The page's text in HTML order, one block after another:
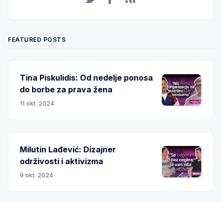
FEATURED POSTS
Tina Piskulidis: Od nedelje ponosa
do borbe za prava žena
11 okt. 2024
Milutin Lađević: Dizajner
održivosti i aktivizma
9 okt. 2024